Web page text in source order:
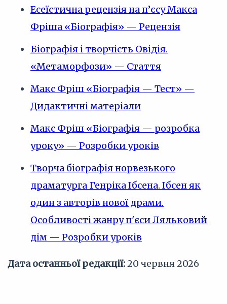
Есеїстична рецензія на п’єсу Макса
Фріша «Біографія» — Рецензія
Біографія і творчість Овідія.
«Метаморфози» — Стаття
Макс Фріш «Біографія — Тест» —
Дидактичні матеріали
Макс Фріш «Біографія — розробка
уроку» — Розробки уроків
Творча біографія норвезького
драматурга Генріка Ібсена. Ібсен як
один з авторів нової драми.
Особливості жанру п'єси Ляльковий
дім — Розробки уроків
Дата останньої редакції:20 червня 2026